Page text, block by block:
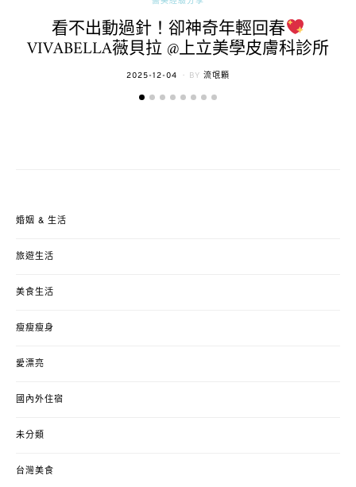
看不出動過針！卻神奇年輕回春
VIVABELLA薇貝拉 @上立美學皮膚科診所
POSTED
2025-12-04 BY 流氓顆
婚姻 & 生活
旅遊生活
美食生活
瘦瘦瘦身
愛漂亮
國內外住宿
未分類
台灣美食